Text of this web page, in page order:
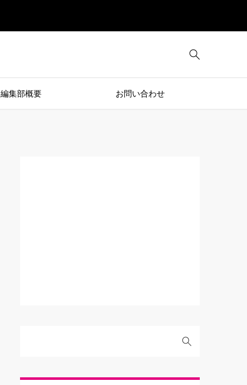

編集部概要 お問い合わせ